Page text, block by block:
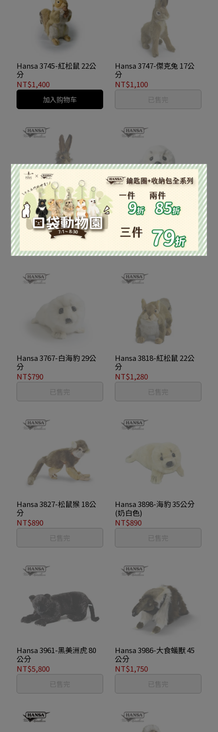
Hansa 3745-紅松鼠 22公
分
NT$1,400
加入购物车
Hansa 3747-傑克兔 17公
分
NT$1,100
已售完
Hansa 3754-黑尾兔 23公
分
NT$950
Hansa 3766-白海豹 38公
NT$1,200
已售完
Hansa 3767-白海豹 29公
分
NT$790
已售完
Hansa 3818-紅松鼠 22公
分
NT$1,280
已售完
Hansa 3827-松鼠猴 18公
分
NT$890
已售完
Hansa 3898-海豹 35公分
(奶白色)
NT$890
已售完
Hansa 3961-黑美洲虎 80
公分
NT$5,800
已售完
Hansa 3986-大食蟻獸 45
公分
NT$1,750
已售完